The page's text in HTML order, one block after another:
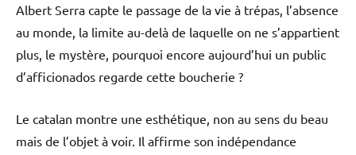
Albert Serra capte le passage de la vie à trépas, l’absence
au monde, la limite au-delà de laquelle on ne s’appartient
plus, le mystère, pourquoi encore aujourd’hui un public
d’afficionados regarde cette boucherie ?
Le catalan montre une esthétique, non au sens du beau
mais de l’objet à voir. Il affirme son indépendance